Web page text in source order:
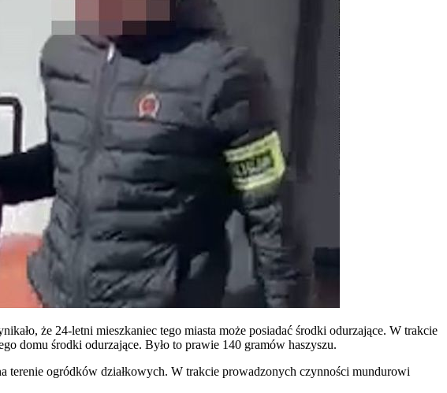
że 24-letni mieszkaniec tego miasta może posiadać środki odurzające. W trakcie
domu środki odurzające. Było to prawie 140 gramów haszyszu.
terenie ogródków działkowych. W trakcie prowadzonych czynności mundurowi